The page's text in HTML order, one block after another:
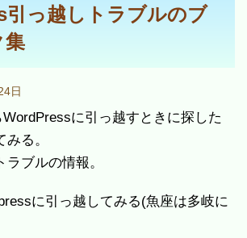
っ越しトラブルのブ
集
日
に引っ越すときに探した
る。
ブルの情報。
に引っ越してみる(魚座は多岐に